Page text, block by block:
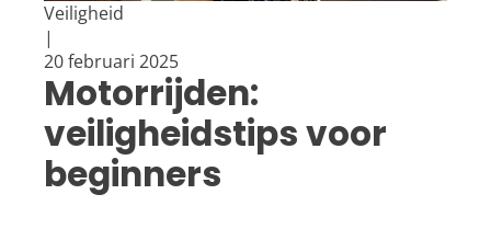
Veiligheid
|
20 februari 2025
Motorrijden:
veiligheidstips voor
beginners